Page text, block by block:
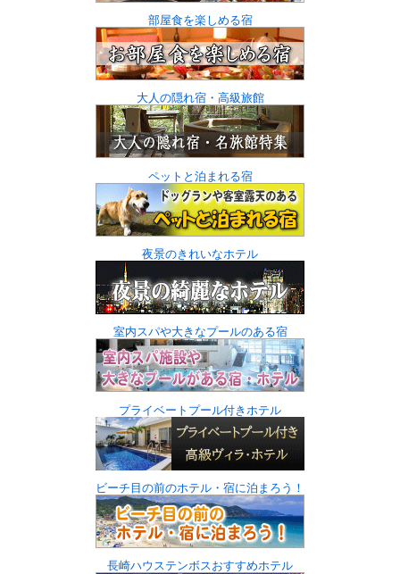
部屋食を楽しめる宿
大人の隠れ宿・高級旅館
ペットと泊まれる宿
夜景のきれいなホテル
室内スパや大きなプールのある宿
プライベートプール付きホテル
ビーチ目の前のホテル・宿に泊まろう！
長崎ハウステンボスおすすめホテル